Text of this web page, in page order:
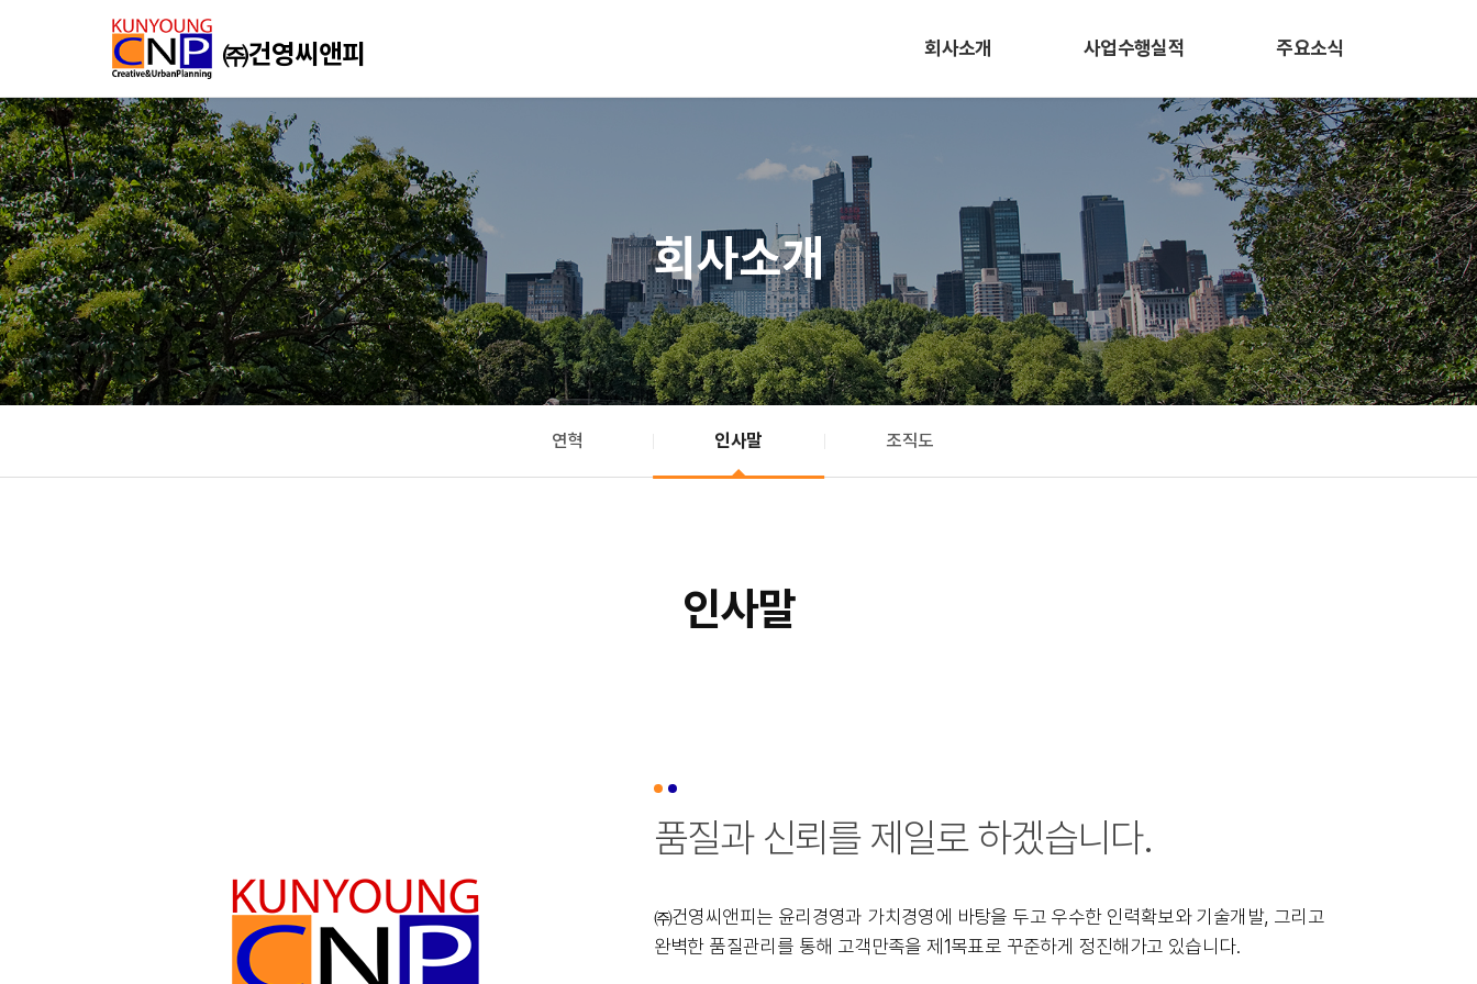
회사소개 사업수행실적 주요소식
회사소개
연혁 인사말 조직도
인사말
품질과 신뢰를 제일로 하겠습니다.
㈜건영씨앤피는 윤리경영과 가치경영에 바탕을 두고 우수한 인력확보와 기술개발, 그리고
완벽한 품질관리를 통해 고객만족을 제1목표로 꾸준하게 정진해가고 있습니다.